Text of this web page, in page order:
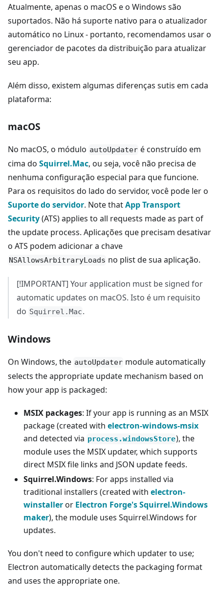
Atualmente, apenas o macOS e o Windows são
suportados. Não há suporte nativo para o atualizador
automático no Linux - portanto, recomendamos usar o
gerenciador de pacotes da distribuição para atualizar
seu app.
Além disso, existem algumas diferenças sutis em cada
plataforma:
macOS
No macOS, o módulo autoUpdater é construído em
cima do Squirrel.Mac, ou seja, você não precisa de
nenhuma configuração especial para que funcione.
Para os requisitos do lado do servidor, você pode ler o
Suporte do servidor. Note thatApp Transport
Security(ATS) applies to all requests made as part of
the update process. Aplicações que precisam desativar
o ATS podem adicionar a chave
NSAllowsArbitraryLoads no plist de sua aplicação.
[!IMPORTANT] Your application must be signed for
automatic updates on macOS. Isto é um requisito
do Squirrel.Mac.
Windows
On Windows, the autoUpdater module automatically
selects the appropriate update mechanism based on
how your app is packaged:
MSIX packages: If your app is running as an MSIX
package (created with electron-windows-msix
and detected via process.windowsStore), the
module uses the MSIX updater, which supports
direct MSIX file links and JSON update feeds.
Squirrel.Windows: For apps installed via
traditional installers (created with electron-
winstalleror Electron Forge's Squirrel.Windows
maker), the module uses Squirrel.Windows for
updates.
You don't need to configure which updater to use;
Electron automatically detects the packaging format
and uses the appropriate one.